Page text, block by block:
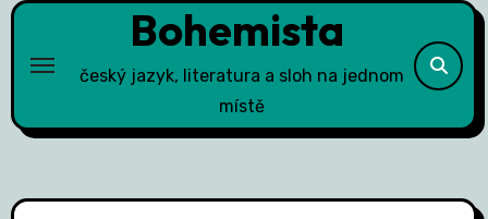
Skip
content
Bohemista
český jazyk, literatura a sloh na jednom
místě